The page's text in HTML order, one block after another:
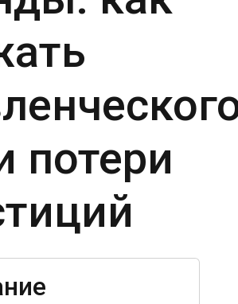
потери